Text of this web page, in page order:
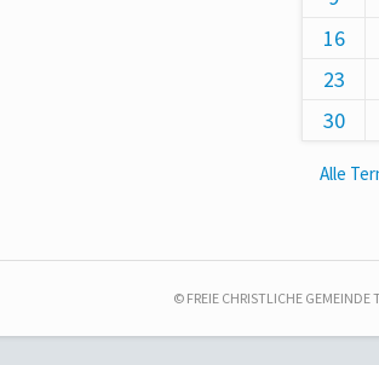
16
23
30
Alle
© FREIE CHRISTLICHE GEMEINDE